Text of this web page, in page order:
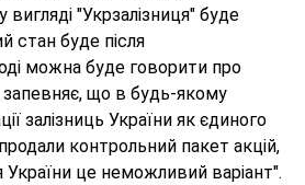
"Укрзалізниця" буде
стан буде після
можна буде говорити про
запевняє, що в будь-якому
залізниць України як єдиного
контрольний пакет акцій,
це неможливий варіант".